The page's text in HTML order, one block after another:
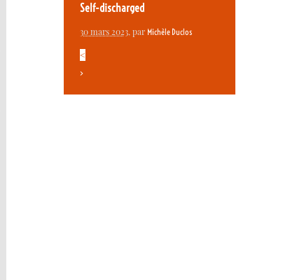
Self-discharged
30 mars 2023, par Michèle Duclos
<
>